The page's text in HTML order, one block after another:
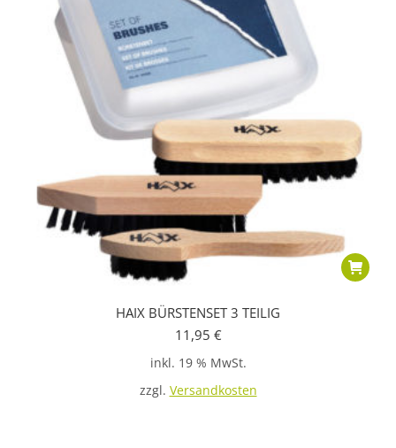
HAIX BÜRSTENSET 3 TEILIG
11,95 €
inkl. 19 % MwSt.
zzgl. Versandkosten